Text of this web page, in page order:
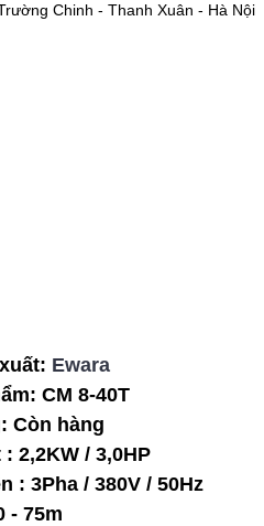
Chinh - Thanh Xuân - Hà Nội
Ewara
CM 8-40T
Còn hàng
2,2KW / 3,0HP
: 3Pha / 380V / 50Hz
- 75m